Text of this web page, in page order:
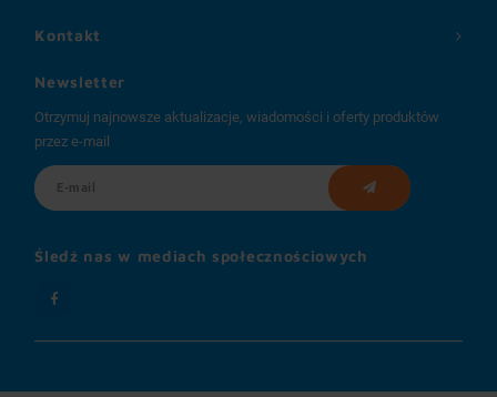
Kontakt
Newsletter
Otrzymuj najnowsze aktualizacje, wiadomości i oferty produktów
przez e-mail
Śledź nas w mediach społecznościowych